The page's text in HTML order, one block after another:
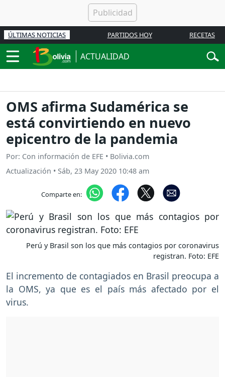
ÚLTIMAS NOTICIAS PARTIDOS HOY RECETAS
ACTUALIDAD
OMS afirma Sudamérica se
está convirtiendo en nuevo
epicentro de la pandemia
Por: Con información de EFE • Bolivia.com
Actualización • Sáb, 23 May 2020 10:48 am
Comparte en:
Perú y Brasil son los que más contagios por coronavirus
registran. Foto: EFE
El incremento de contagiados en Brasil preocupa a
la OMS, ya que es el país más afectado por el
virus.